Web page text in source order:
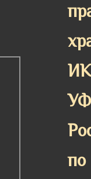
по